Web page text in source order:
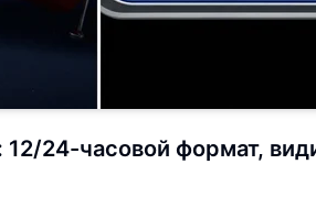
12/24-часовой формат,